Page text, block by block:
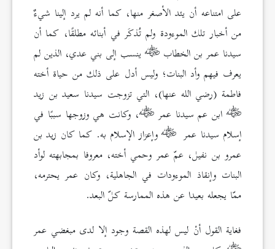
على امتناعه أن يئد الأصغر منها، كما أنه لم يرد إلينا شيءٌ
من أخبار تلك الموءودة ولم تُذكَر في أبنائه مطلقًا، كما أن
سيدنا عمر بن الخطاب
ينسب إلى بني عدي، الذين لم
يعرف فيهم وأد البنات؛ وليس أدل على ذلك من حياة أخته
فاطمة (رضي الله عنها)، التي تزوجت سيدنا سعيد بن زيد
ابن عم سيدنا عمر
، وكانت هي وزوجها سببًا في
إسلام سيدنا عمر
وإعزاز الإسلام به. كما كان زيد بن
عمرو بن نفيل، عمّ عمر وحمي أخته، معروفا بمجابهته لوأد
البنات وإنقاذ الموءودات في الجاهلية، وكان عمر يحترمه،
ممّا يجعله بعيدا عن هذه الممارسة كلّ البعد.
فغاية القول أنْ ليس لهذه القصة وجود إلا لدى مبغضي عمر